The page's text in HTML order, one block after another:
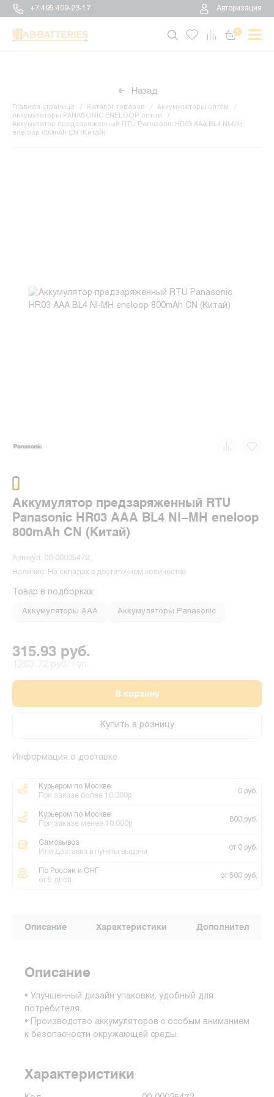
+7 495 409-23-17 Авторизация
0
Назад
Главная страница Каталог товаров
Аккумуляторы оптом
Аккумуляторы PANASONIC ENELOOP оптом
Аккумулятор предзаряженный RTU Panasonic HR03 AAA BL4 NI-MH
eneloop 800mAh CN (Китай)
Аккумулятор предзаряженный RTU
Panasonic HR03 AAA BL4 NI-MH eneloop
800mAh CN (Китай)
Артикул: 00-00025472
Наличие: На складах в достаточном количестве
Товар в подборках:
Аккумуляторы ААА Аккумуляторы Panasonic
315.93 руб.
В корзину
Купить в розницу
Информация о доставке
Курьером по Москве
При заказе более 10.000р
0 руб.
Курьером по Москве
При заказе менее 10.000р
800 руб.
Самовывоз
Или доставка в пункты выдачи
от 0 руб.
По России и СНГ
от 5 дней
от 500 руб.
Описание Характеристики
Описание
• Улучшенный дизайн упаковки, удобный для
потребителя.
• Производство аккумуляторов с особым вниманием
к безопасности окружающей среды.
Характеристики